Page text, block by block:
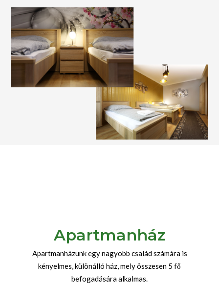
Apartmanház
Apartmanházunk egy nagyobb család számára is
kényelmes, különálló ház, mely összesen 5 fő
befogadására alkalmas.